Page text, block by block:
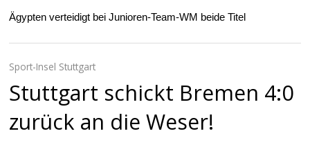
Ägypten verteidigt bei Junioren-Team-WM beide Titel
Sport-Insel Stuttgart
Stuttgart schickt Bremen 4:0
zurück an die Weser!